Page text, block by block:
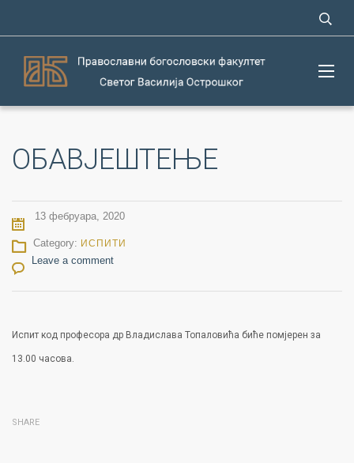
ОБАВЈЕШТЕЊЕ
13 фебруара, 2020
Category: ИСПИТИ
Leave a comment
Испит код професора др Владислава Топаловића биће помјерен за
13.00 часова.
SHARE